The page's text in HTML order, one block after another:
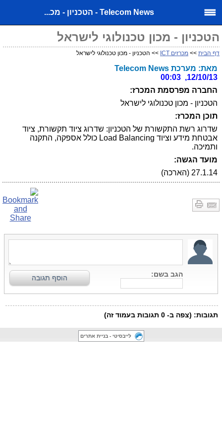
Telecom News - הטכניון - מכ...
הטכניון - מכון טכנולוגי לישראל
דף הבית >> מכרזים ICT >> הטכניון - מכון טכנולוגי לישראל
מאת: מערכת Telecom News
12/10/13, 00:03
החברה מפרסמת המכרז:
הטכניון - מכון טכנולוגי לישראל
תוכן המכרז:
שדרוג רשת התקשורת של הטכניון: שדרוג ציוד תקשורת, ציוד
אבטחת מידע וציוד Load Balancing כולל אספקה, התקנה
ותמיכה.
מועד הגשה:
27.1.14 (הארכה)
לייבסיטי - בניית אתרים